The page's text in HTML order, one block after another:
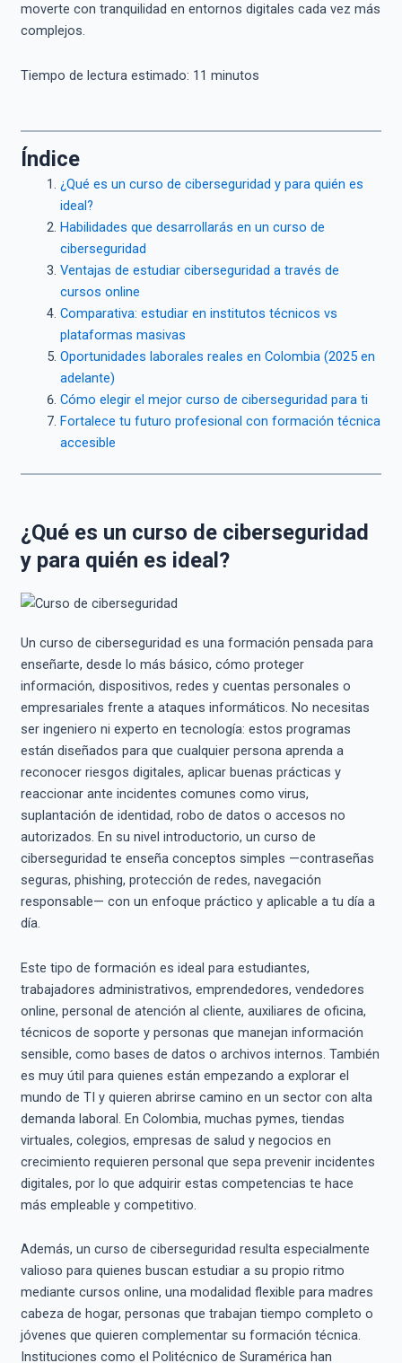
moverte con tranquilidad en entornos digitales cada vez más
complejos.
Tiempo de lectura estimado: 11 minutos
Índice
¿Qué es un curso de ciberseguridad y para quién es
ideal?
Habilidades que desarrollarás en un curso de
ciberseguridad
Ventajas de estudiar ciberseguridad a través de
cursos online
Comparativa: estudiar en institutos técnicos vs
plataformas masivas
Oportunidades laborales reales en Colombia (2025 en
adelante)
Cómo elegir el mejor curso de ciberseguridad para ti
Fortalece tu futuro profesional con formación técnica
accesible
¿Qué es un curso de ciberseguridad
y para quién es ideal?
Un curso de ciberseguridad es una formación pensada para
enseñarte, desde lo más básico, cómo proteger
información, dispositivos, redes y cuentas personales o
empresariales frente a ataques informáticos. No necesitas
ser ingeniero ni experto en tecnología: estos programas
están diseñados para que cualquier persona aprenda a
reconocer riesgos digitales, aplicar buenas prácticas y
reaccionar ante incidentes comunes como virus,
suplantación de identidad, robo de datos o accesos no
autorizados. En su nivel introductorio, un curso de
ciberseguridad te enseña conceptos simples —contraseñas
seguras, phishing, protección de redes, navegación
responsable— con un enfoque práctico y aplicable a tu día a
día.
Este tipo de formación es ideal para estudiantes,
trabajadores administrativos, emprendedores, vendedores
online, personal de atención al cliente, auxiliares de oficina,
técnicos de soporte y personas que manejan información
sensible, como bases de datos o archivos internos. También
es muy útil para quienes están empezando a explorar el
mundo de TI y quieren abrirse camino en un sector con alta
demanda laboral. En Colombia, muchas pymes, tiendas
virtuales, colegios, empresas de salud y negocios en
crecimiento requieren personal que sepa prevenir incidentes
digitales, por lo que adquirir estas competencias te hace
más empleable y competitivo.
Además, un curso de ciberseguridad resulta especialmente
valioso para quienes buscan estudiar a su propio ritmo
mediante cursos online, una modalidad flexible para madres
cabeza de hogar, personas que trabajan tiempo completo o
jóvenes que quieren complementar su formación técnica.
Instituciones como el Politécnico de Suramérica han